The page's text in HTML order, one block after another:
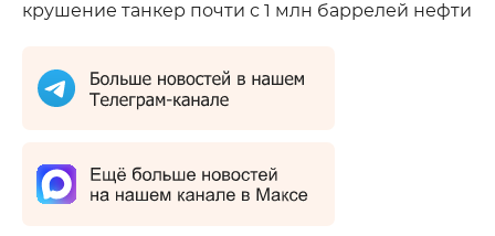
крушение танкер почти с 1 млн баррелей нефти